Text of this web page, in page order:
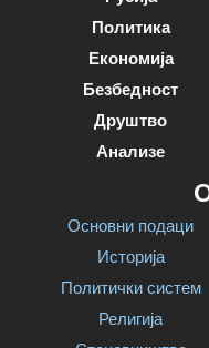
Политика
Економија
Безбедност
Друштво
Анализе
Основни подаци
Историја
Политички систем
Религија